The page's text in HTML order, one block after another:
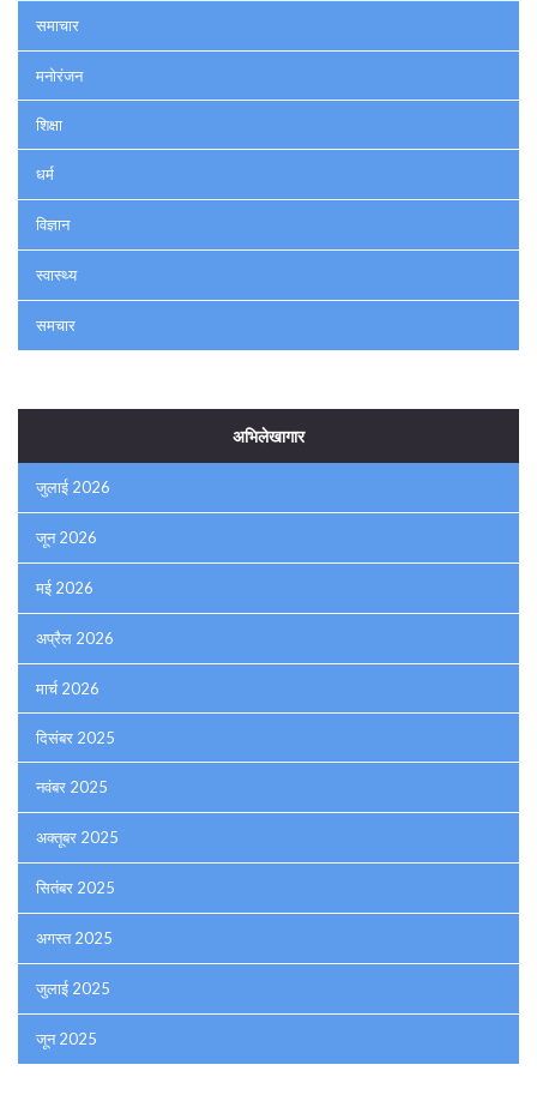
समाचार
मनोरंजन
शिक्षा
धर्म
विज्ञान
स्वास्थ्य
समचार
अभिलेखागार
जुलाई 2026
जून 2026
मई 2026
अप्रैल 2026
मार्च 2026
दिसंबर 2025
नवंबर 2025
अक्तूबर 2025
सितंबर 2025
अगस्त 2025
जुलाई 2025
जून 2025